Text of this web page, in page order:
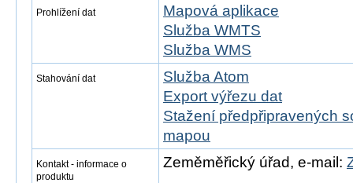
Prohlížení dat
Mapová aplikace
Služba WMTS
Služba WMS
Stahování dat
Služba Atom
Export výřezu dat
Stažení předpřipravených
mapou
Kontakt - informace o
produktu
Zeměměřický úřad, e-mail: